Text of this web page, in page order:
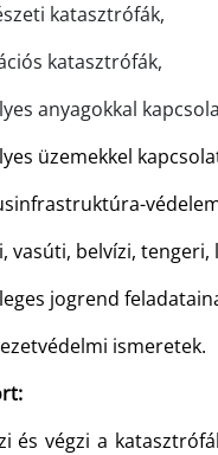
katasztrófák,
katasztrófák,
anyagokkal
üzemekkel
vasúti, belvízi,
jogrend
ismeretek.
és végzi a